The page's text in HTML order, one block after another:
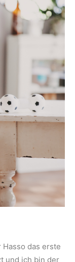
das erste
und ich bin der